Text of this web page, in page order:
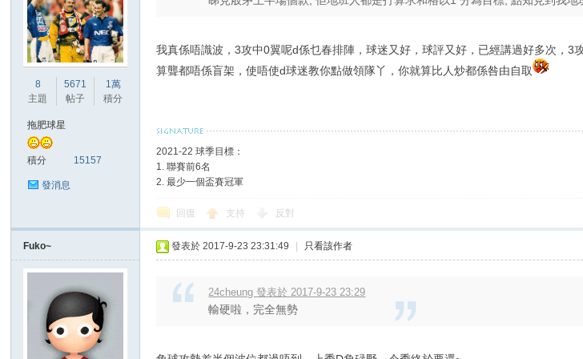
8
主題
5671
帖子
1萬
積分
拖肥球星
積分 15157
發消息
我真係唔識波，3攻中0翼呢d係乜春排陣，球迷又好，球評又好，已經講過好多次，
算聾都唔係盲架，使唔使d球迷教你點做領隊丫，你就算比人炒都係咎由自取
2021-22 球季目標：
1. 聯賽前6名
2. 最少一個盃賽冠軍
回復 支持 反對
Fuko~ 發表於 2017-9-23 23:31:49 只看該作者
24cheung 發表於 2017-9-23 23:29
輸硬啦，完全無勢